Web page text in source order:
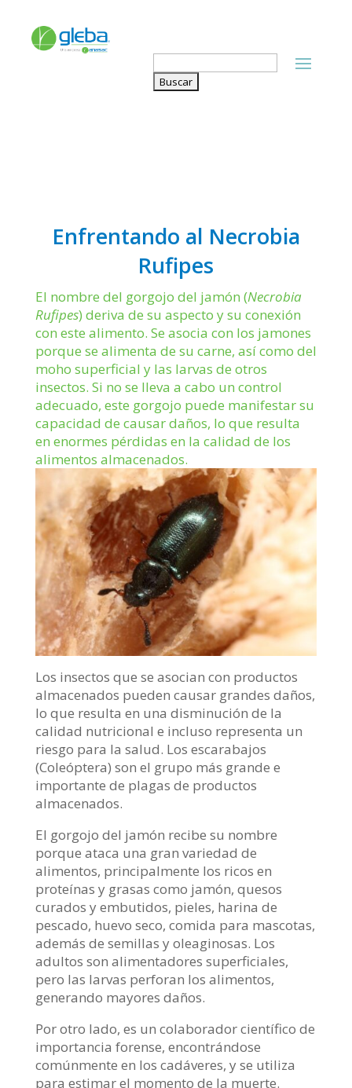
Enfrentando al Necrobia
Rufipes
El nombre del gorgojo del jamón (Necrobia
Rufipes) deriva de su aspecto y su conexión
con este alimento. Se asocia con los jamones
porque se alimenta de su carne, así como del
moho superficial y las larvas de otros
insectos. Si no se lleva a cabo un control
adecuado, este gorgojo puede manifestar su
capacidad de causar daños, lo que resulta
en enormes pérdidas en la calidad de los
alimentos almacenados.
Los insectos que se asocian con productos
almacenados pueden causar grandes daños,
lo que resulta en una disminución de la
calidad nutricional e incluso representa un
riesgo para la salud. Los escarabajos
(Coleóptera) son el grupo más grande e
importante de plagas de productos
almacenados.
El gorgojo del jamón recibe su nombre
porque ataca una gran variedad de
alimentos, principalmente los ricos en
proteínas y grasas como jamón, quesos
curados y embutidos, pieles, harina de
pescado, huevo seco, comida para mascotas,
además de semillas y oleaginosas. Los
adultos son alimentadores superficiales,
pero las larvas perforan los alimentos,
generando mayores daños.
Por otro lado, es un colaborador científico de
importancia forense, encontrándose
comúnmente en los cadáveres, y se utiliza
para estimar el momento de la muerte.